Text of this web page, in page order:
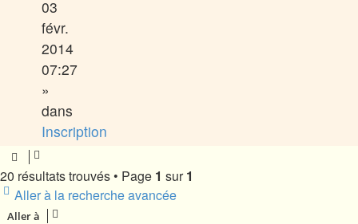
03
févr.
2014
07:27
»
dans
Inscription
20 résultats trouvés • Page 1 sur1
Aller à la recherche avancée
Aller à